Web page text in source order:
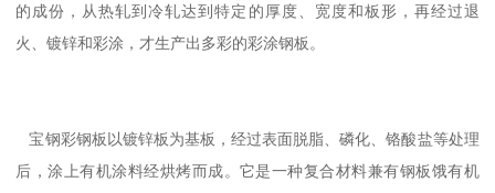
的成份，从热轧到冷轧达到特定的厚度、宽度和板形，再经过退
火、镀锌和彩涂，才生产出多彩的彩涂钢板。
宝钢彩钢板以镀锌板为基板，经过表面脱脂、磷化、铬酸盐等处理
后，涂上有机涂料经烘烤而成。它是一种复合材料兼有钢板饿有机